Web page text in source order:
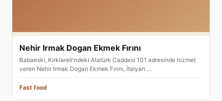
Nehir Irmak Dogan Ekmek Fırını
Babaeski, Kırklareli'ndeki Atatürk Caddesi 101 adresinde hizmet
veren Nehir Irmak Dogan Ekmek Fırını, İtalyan …
Fast food